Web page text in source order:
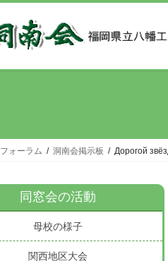
フォーラム 洞南会掲示板 Дорогой
同窓会の活動
母校の様子
関西地区大会